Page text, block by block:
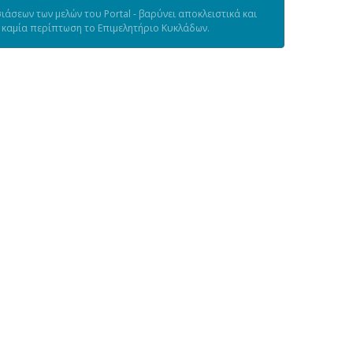
των μελών του Portal - βαρύνει αποκλειστικά και
περίπτωση το Επιμελητήριο Κυκλάδων.